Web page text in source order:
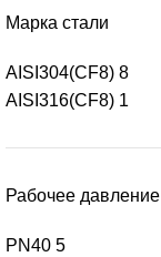
Марка стали
AISI304(СF8) 8
AISI316(СF8) 1
Рабочее давление
PN40 5